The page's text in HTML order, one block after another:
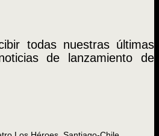
todas nuestras últimas
de lanzamiento de